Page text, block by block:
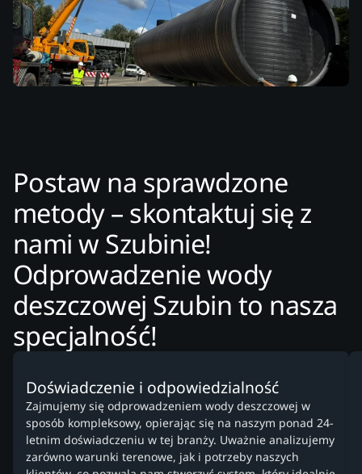
Postaw na sprawdzone
metody – skontaktuj się z
nami w Szubinie!
Odprowadzenie wody
deszczowej Szubin to nasza
specjalność!
Doświadczenie i odpowiedzialność
Zajmujemy się odprowadzeniem wody deszczowej w
sposób kompleksowy, opierając się na naszym ponad 24-
letnim doświadczeniu w tej branży. Uważnie analizujemy
zarówno warunki terenowe, jak i potrzeby naszych